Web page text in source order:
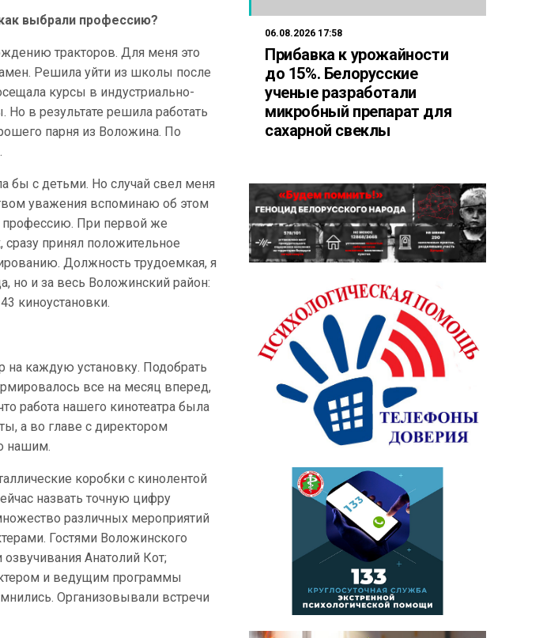
выбрали профессию?
тракторов. Для меня это
Решила уйти из школы после
курсы в индустриально-
в результате решила работать
парня из Воложина. По
бы с детьми. Но случай свел меня
уважения вспоминаю об этом
профессию. При первой же
принял положительное
Должность трудоемкая, я
но и за весь Воложинский район:
киноустановки.
на каждую установку. Подобрать
все на месяц вперед,
работа нашего кинотеатра была
а во главе с директором
нашим.
коробки с кинолентой
назвать точную цифру
различных мероприятий
Гостями Воложинского
озвучивания Анатолий Кот;
и ведущим программы
Организовывали встречи
06.08.2026 17:58
Прибавка к урожайности
до 15%. Белорусские
ученые разработали
микробный препарат для
сахарной свеклы